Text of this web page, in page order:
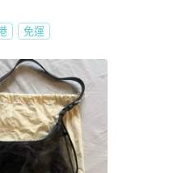
免運